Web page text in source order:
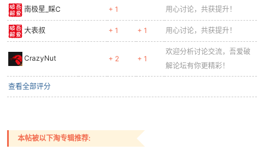
南极星_睬C + 1 用心讨论，共获提升！
大表叔 + 1 + 1 用心讨论，共获提升！
CrazyNut + 2 + 1
欢迎分析讨论交流，吾爱破
解论坛有你更精彩！
查看全部评分
本帖被以下淘专辑推荐: